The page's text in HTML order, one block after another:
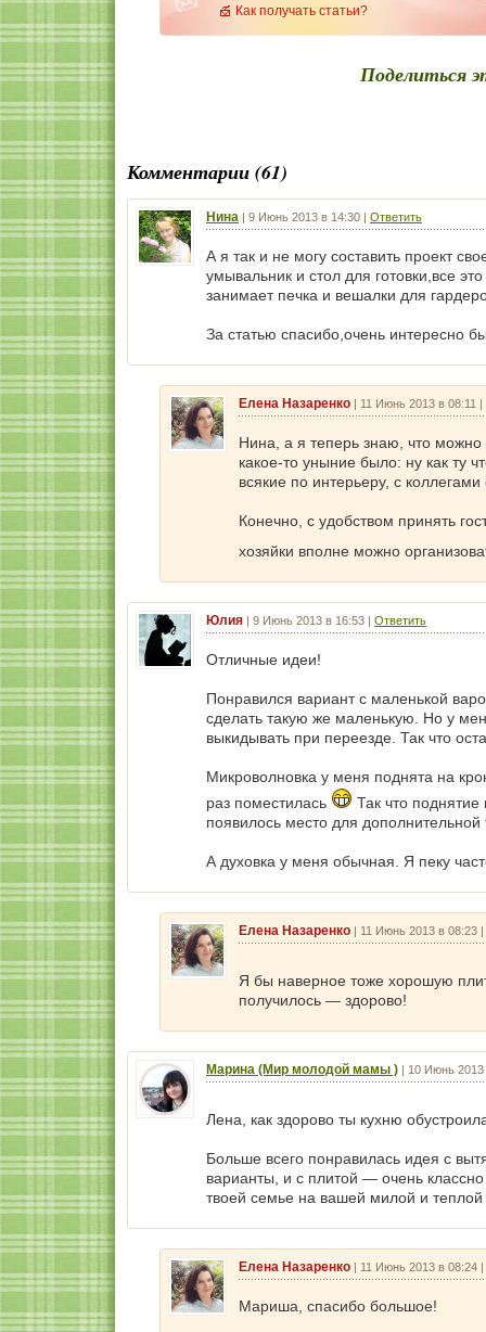
Как получать статьи?
Поделиться
Комментарии (61)
Нина | 9 Июнь 2013 в 14:30 | Ответить
А я так и не могу составить проект
умывальник и стол для готовки,все
занимает печка и вешалки для
За статью спасибо,очень интересно
Елена Назаренко | 11 Июнь 2013 в 08:11 |
Нина, а я теперь знаю, что
какое-то уныние было: ну как ту
всякие по интерьеру, с
Конечно, с удобством принять
хозяйки вполне можно
Юлия | 9 Июнь 2013 в 16:53 | Ответить
Отличные идеи!
Понравился вариант с маленькой
сделать такую же маленькую. Но у
выкидывать при переезде. Так что
Микроволновка у меня поднята на
раз поместилась
Так что
появилось место для дополнительной
А духовка у меня обычная. Я пеку
Елена Назаренко | 11 Июнь 2013 в 08:23 |
Я бы наверное тоже хорошую
получилось — здорово!
Марина (Мир молодой мамы ) | 10 Июнь 2013
Лена, как здорово ты кухню
Больше всего понравилась идея с
варианты, и с плитой — очень
твоей семье на вашей милой и теплой
Елена Назаренко | 11 Июнь 2013 в 08:24 |
Мариша, спасибо большое!